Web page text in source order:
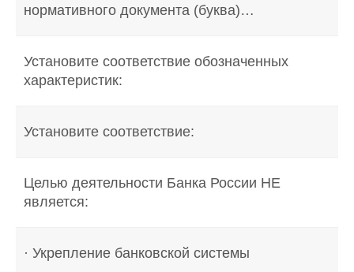
нормативного документа (буква)…
Установите соответствие обозначенных
характеристик:
Установите соответствие:
Целью деятельности Банка России НЕ
является:
· Укрепление банковской системы